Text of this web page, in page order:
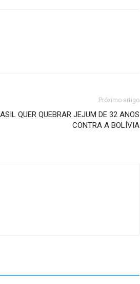
Próximo artigo
QUER QUEBRAR JEJUM DE 32 ANOS
CONTRA A BOLÍVIA